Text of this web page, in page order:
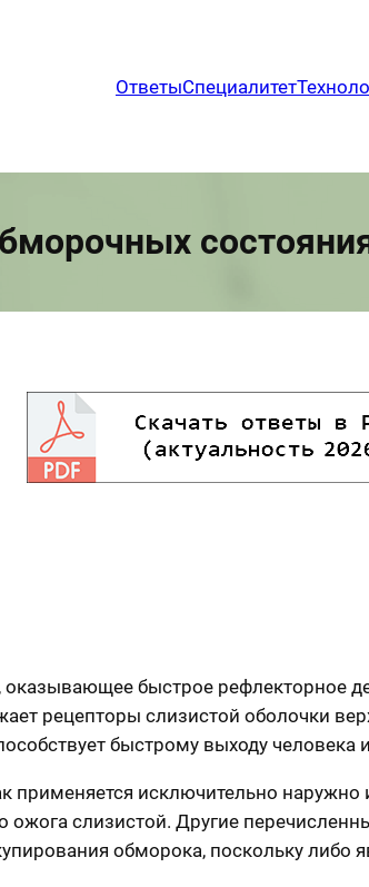
ОтветыСпециалитет
быстрое рефлекторное
рецепторы слизистой оболочки
быстрому выходу человека
исключительно наружно
ожога слизистой. Другие
обморока, поскольку либо